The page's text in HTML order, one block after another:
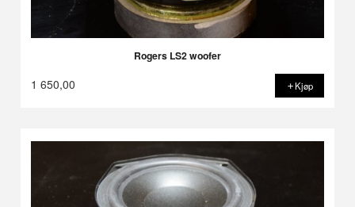
Rogers LS2 woofer
1 650,00 Kjøp